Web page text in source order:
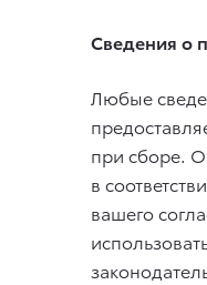
Сведения о
Любые
при сборе.
в
вашего